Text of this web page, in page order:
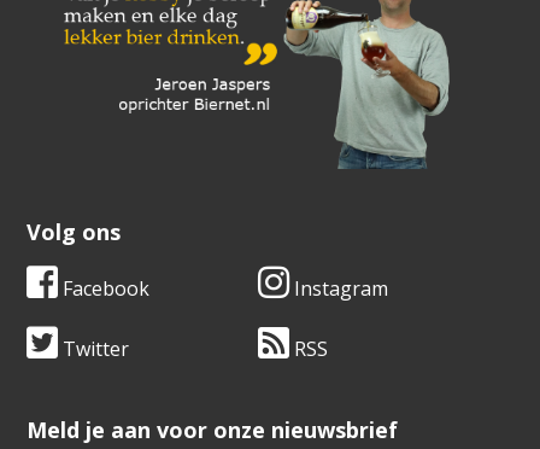
Volg ons
Facebook Instagram
Twitter RSS
​​​​​​​Meld je aan voor onze nieuwsbrief